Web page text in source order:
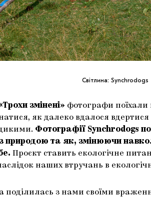
Світлина: Synchrodogs
змінені» фотографи поїхали
як далеко вдалося
Фотографії Synchrodogs
з природою та як, змінюючи
Проєкт ставить екологічне
наших втручань в
поділилась з нами своїми